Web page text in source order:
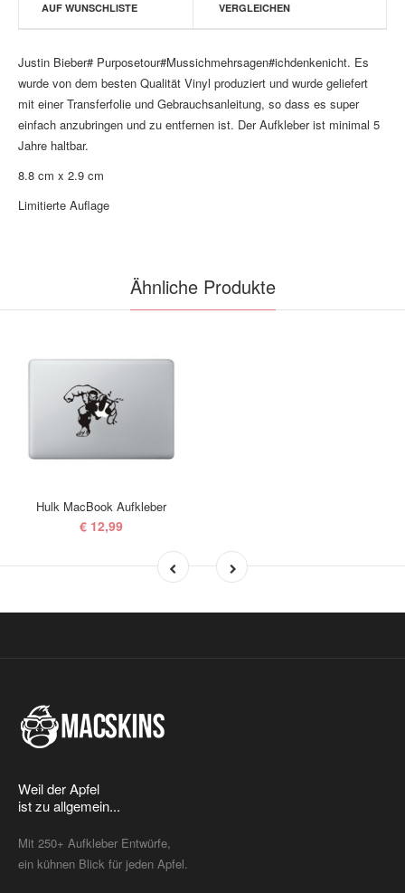
AUF WUNSCHLISTE VERGLEICHEN
Justin Bieber# Purposetour#Mussichmehrsagen#ichdenkenicht. Es
wurde von dem besten Qualität Vinyl produziert und wurde geliefert
mit einer Transferfolie und Gebrauchsanleitung, so dass es super
einfach anzubringen und zu entfernen ist. Der Aufkleber ist minimal 5
Jahre haltbar.
8.8 cm x 2.9 cm
Limitierte Auflage
Ähnliche Produkte
Hulk MacBook Aufkleber
€ 12,99
Weil der Apfel
ist zu allgemein...
Mit 250+ Aufkleber Entwürfe,
ein kühnen Blick für jeden Apfel.